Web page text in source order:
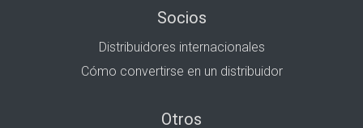
Socios
Distribuidores internacionales
Cómo convertirse en un distribuidor
Otros